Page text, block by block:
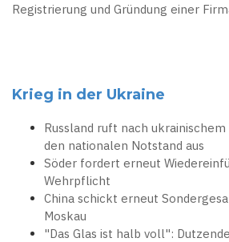
Registrierung und Gründung einer
Krieg in der Ukraine
Russland ruft nach
den nationalen Notstand aus
Söder fordert erneut
Wehrpflicht
China schickt erneut
Moskau
"Das Glas ist halb voll":